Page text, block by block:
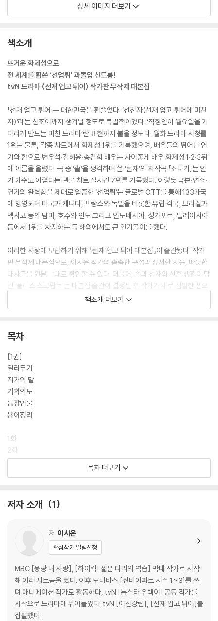
상세 이미지 더보기
책소개
뜨거운 화제성으로
전 세계를 휩쓴 ‘선업튀’ 과몰입 신드롬!
tvN 드라마 〈선재 업고 튀어〉 작가판 무삭제 대본집
「선재 업고 튀어」는 대한민국을 휩쓸었다. ‘선친자(선재 업고 튀어에 미친
자)’라는 신조어까지 생겨날 정도로 폭발적이었다. ‘직장인이 월요일을 기
다리게 만드는 미친 드라마’란 표현까지 붙을 정도다. 월화 드라마 시청률
1위는 물론, 각종 차트에서 화제성 1위를 기록했으며, 배우들의 뛰어난 연
기와 합으로 변우석·김혜윤·송건희 배우는 사이좋게 배우 화제성 1·2·3위
에 이름을 올렸다. 극 중 ‘솔’을 생각하며 쓴 ‘선재’의 자작곡 「소나기」는 인
기 가수도 어렵다는 멜론 차트 실시간 7위를 기록했다. 이렇듯 극본·연출·
연기의 완벽함을 제대로 입증한 ‘선업튀’는 글로벌 OTT를 통해 133개국
에 방영되며 미국과 캐나다, 프랑스와 독일을 비롯한 유럽 각국, 브라질과
멕시코 등의 남미, 호주와 인도 그리고 인도네시아, 싱가포르, 말레이시아
등에서 1위를 차지하는 등 해외에서도 큰 인기몰이를 했다.
이러한 사랑에 보답하기 위해 『선재 업고 튀어 대본집』이 출간됐다. 작가
판 무삭제 대본집으로, 이시은 작가의 촘촘한 구성과 상세한 지문, 따듯한
대사들을 원본 그대로 확인할 수 있다. 더불어, 솔과 선재의 신혼 생활이 담
긴 ‘플러스 스크립트’는 대본집 출간이 결정된 후 작가가 새로 집필한 씬으
로 팬들에게 큰 선물이 될 것이다. 이시은 작가와 변우석·김혜윤 배우의 작
품 인터뷰도 수록해 ‘선업튀’의 아주 작은 요소까지도 속속들이 이해할 수
인과 메시지를 수록했다.
책소개 더보기
목차
[1권]
일러두기
작가의 말
기획의도
등장인물
용어정리
1화
2화
3화
7화
일러두기
용어정리
9화
10화
11화
목차 더보기
저자 소개 1
저 이시은
관심작가 알림신청
MBC [몽땅 내 사랑], [하이킥! 짧은 다리의 역습] 막내 작가로 시작
해 여러 시트콤을 썼다. 이후 투니버스 [신비아파트 시즌 1~3]를 쓰
며 애니메이션 작가로 활동하다, tvN [톱스타 유백이] 공동 작가를
시작으로 드라마에 뛰어들었다. tvN [여신강림], [선재 업고 튀어]를
집필했다.